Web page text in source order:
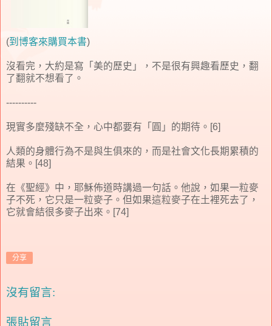
(到博客來購買本書)
沒看完，大約是寫「美的歷史」，不是很有興趣看歷史，翻
了翻就不想看了。
----------
現實多麼殘缺不全，心中都要有「圓」的期待。[6]
人類的身體行為不是與生俱來的，而是社會文化長期累積的
結果。[48]
在《聖經》中，耶穌佈道時講過一句話。他說，如果一粒麥
子不死，它只是一粒麥子。但如果這粒麥子在土裡死去了，
它就會結很多麥子出來。[74]
分享
沒有留言:
張貼留言